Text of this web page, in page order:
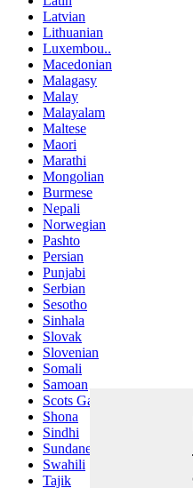
Latvian
Lithuanian
Luxembou..
Macedonian
Malagasy
Malay
Malayalam
Maltese
Maori
Marathi
Mongolian
Burmese
Nepali
Norwegian
Pashto
Persian
Punjabi
Serbian
Sesotho
Sinhala
Slovak
Slovenian
Somali
Samoan
Scots Gaelic
Shona
Sindhi
Sundanese
Swahili
Tajik